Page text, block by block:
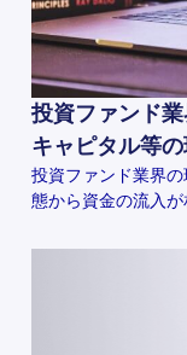
投資ファンド
キャピタル等
投資ファンド業界
態から資金の流入